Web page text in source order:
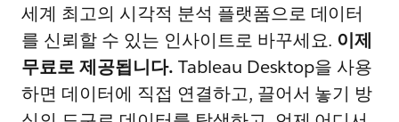
세계 최고의 시각적 분석 플랫폼으로 데이터
를 신뢰할 수 있는 인사이트로 바꾸세요. 이제
무료로 제공됩니다. Tableau Desktop을 사용
하면 데이터에 직접 연결하고, 끌어서 놓기 방